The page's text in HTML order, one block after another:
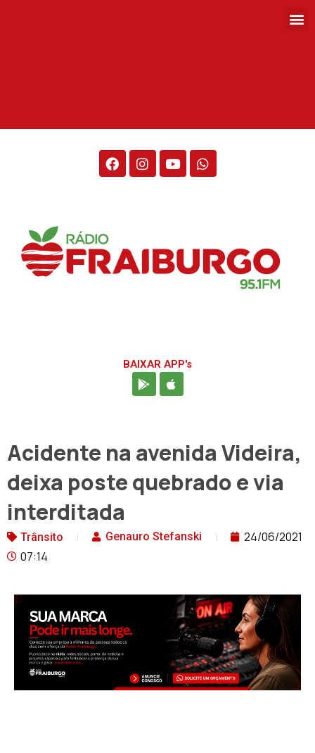
BAIXAR APP's
Acidente na avenida Videira,
deixa poste quebrado e via
interditada
Trânsito Genauro Stefanski
24/06/2021
07:14